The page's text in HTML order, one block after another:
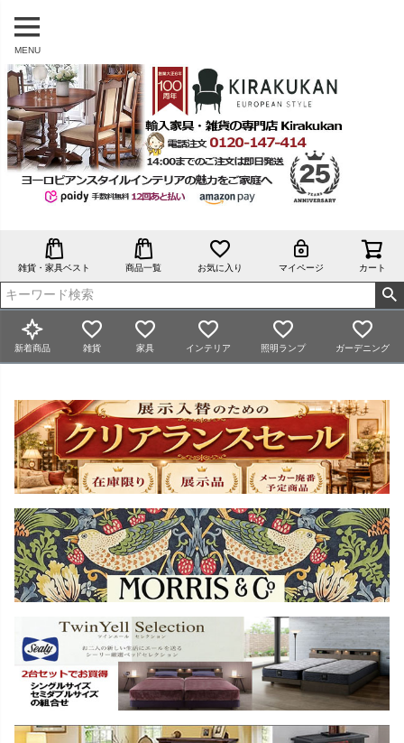
MENU
雑貨・家具ベスト 商品一覧 お気に入り マイページ カート
新着商品 雑貨 家具 インテリア 照明ランプ ガーデニング